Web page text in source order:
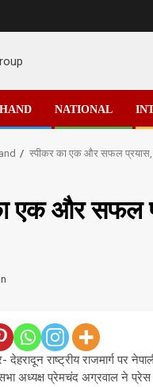
NATIONAL
स्पीकर का एक और सफल प्रयास,
एक और सफल
देहरादून राष्ट्रीय राजमार्ग पर
अध्यक्ष प्रेमचंद अग्रवाल ने प्रेस